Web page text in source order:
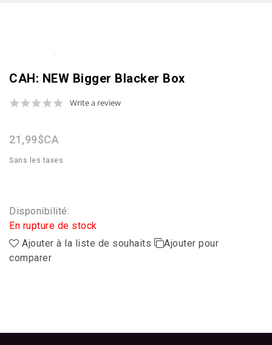
CAH: NEW Bigger Blacker Box
0.0
Write a review
21,99$CA
Sans les taxes
Disponibilité:
En rupture de stock
Ajouter à la liste de souhaits
Ajouter pour
comparer